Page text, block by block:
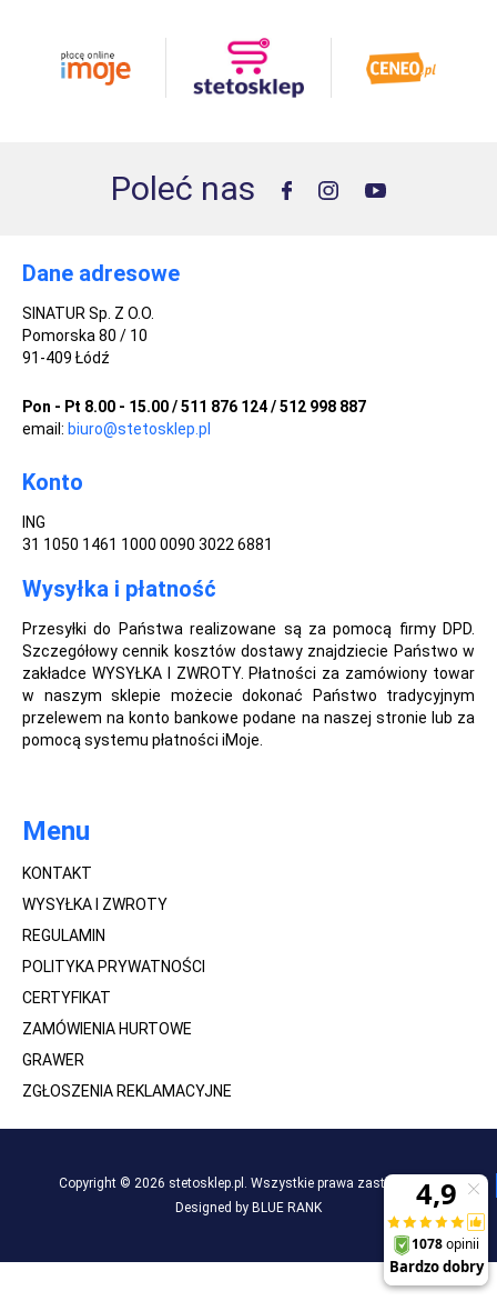
Poleć nas
Dane adresowe
SINATUR Sp. Z O.O.
Pomorska 80 / 10
91-409 Łódź
Pon - Pt 8.00 - 15.00 / 511 876 124 / 512 998 887
email: biuro@stetosklep.pl
Konto
ING
31 1050 1461 1000 0090 3022 6881
Wysyłka i płatność
Przesyłki do Państwa realizowane są za pomocą firmy DPD.
Szczegółowy cennik kosztów dostawy znajdziecie Państwo w
zakładce WYSYŁKA I ZWROTY. Płatności za zamówiony towar
w naszym sklepie możecie dokonać Państwo tradycyjnym
przelewem na konto bankowe podane na naszej stronie lub za
pomocą systemu płatności iMoje.
Menu
KONTAKT
WYSYŁKA I ZWROTY
REGULAMIN
POLITYKA PRYWATNOŚCI
CERTYFIKAT
ZAMÓWIENIA HURTOWE
GRAWER
ZGŁOSZENIA REKLAMACYJNE
Copyright © 2026 stetosklep.pl. Wszystkie prawa zastrzeżone.
Designed by BLUE RANK